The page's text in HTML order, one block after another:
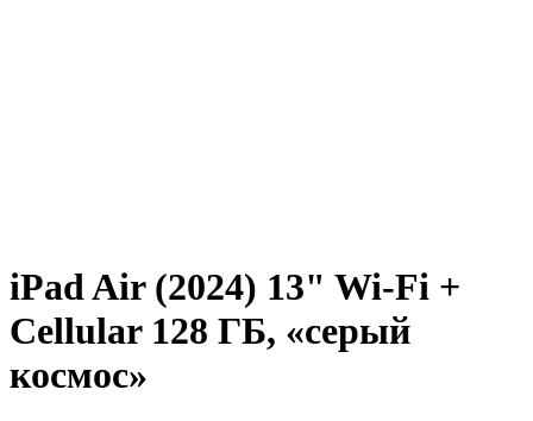
iPad Air (2024) 13" Wi-Fi +
Cellular 128 ГБ, «серый
космос»